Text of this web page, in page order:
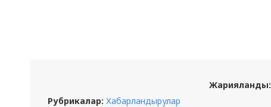
Жарияланды:
Рубрикалар: Хабарландырулар